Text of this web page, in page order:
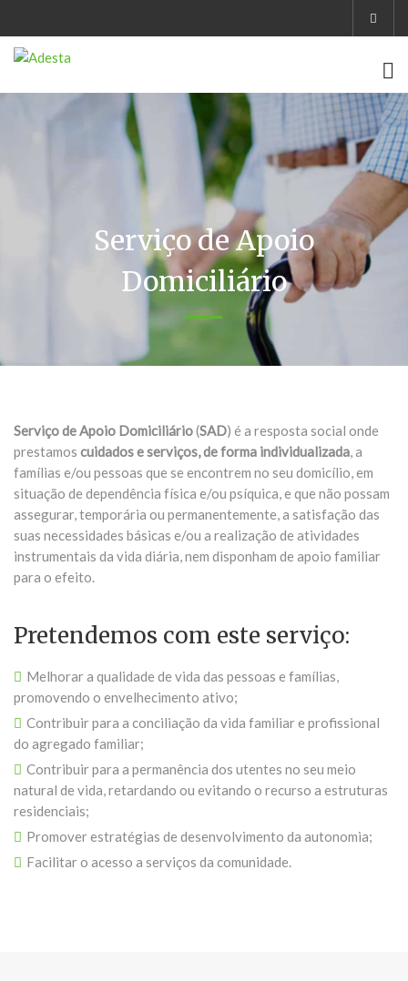
Serviço de Apoio
Domiciliário
Serviço de Apoio Domiciliário(SAD) é a resposta social onde
prestamos cuidados e serviços, de forma individualizada, a
famílias e/ou pessoas que se encontrem no seu domicílio, em
situação de dependência física e/ou psíquica, e que não possam
assegurar, temporária ou permanentemente, a satisfação das
suas necessidades básicas e/ou a realização de atividades
instrumentais da vida diária, nem disponham de apoio familiar
para o efeito.
Pretendemos com este serviço:
Melhorar a qualidade de vida das pessoas e famílias,
promovendo o envelhecimento ativo;
Contribuir para a conciliação da vida familiar e profissional
do agregado familiar;
Contribuir para a permanência dos utentes no seu meio
natural de vida, retardando ou evitando o recurso a estruturas
residenciais;
Promover estratégias de desenvolvimento da autonomia;
Facilitar o acesso a serviços da comunidade.